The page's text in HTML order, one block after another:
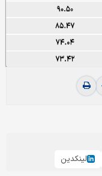
لینکدین